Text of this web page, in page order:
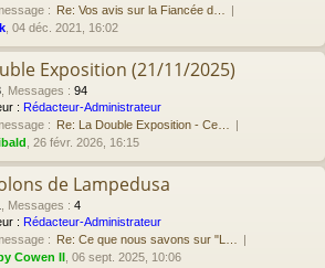
: Re: Vos avis sur la Fiancée d…
, 04 déc. 2021, 16:02
Exposition (21/11/2025)
Messages : 94
: Rédacteur-Administrateur
: Re: La Double Exposition - Ce…
, 26 févr. 2026, 16:15
de Lampedusa
Messages : 4
: Rédacteur-Administrateur
: Re: Ce que nous savons sur "L…
Cowen II , 06 sept. 2025, 10:06